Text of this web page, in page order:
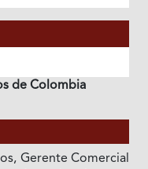
de Colombia
Gerente Comercial